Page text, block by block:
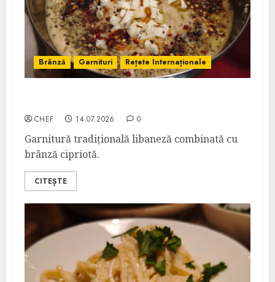
Brânză Garnituri Rețete Internaționale
CHEF 14.07.2026 0
Garnitură tradițională libaneză combinată cu
brânză cipriotă.
CITEȘTE